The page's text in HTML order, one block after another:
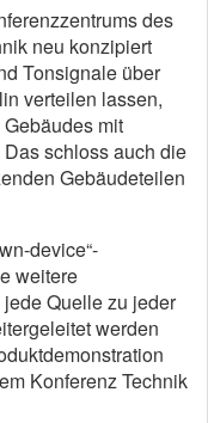
des
neu konzipiert
Tonsignale über
verteilen lassen,
mit
schloss auch die
Gebäudeteilen
device“-
weitere
Quelle zu jeder
werden
Konferenz Technik